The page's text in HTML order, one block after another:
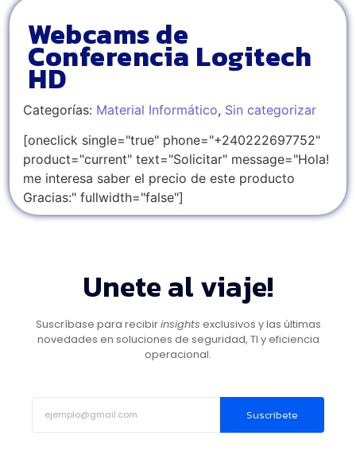
Webcams de
Conferencia Logitech
HD
Categorías: Material Informático, Sin categorizar
[oneclick single="true" phone="+240222697752"
product="current" text="Solicitar" message="Hola!
me interesa saber el precio de este producto
Gracias:" fullwidth="false"]
Unete al viaje!
Suscríbase para recibirinsights exclusivos y las últimas
novedades en soluciones de seguridad, TI y eficiencia
operacional.
Suscribete